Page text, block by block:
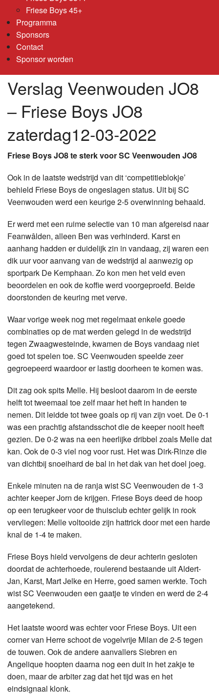
Friese Boys 45+
Programma
Sponsors
Contact
Sponsor worden
Verslag Veenwouden JO8
– Friese Boys JO8
zaterdag12-03-2022
Friese Boys JO8 te sterk voor SC Veenwouden JO8
Ook in de laatste wedstrijd van dit ‘competitieblokje’
behield Friese Boys de ongeslagen status. Uit bij SC
Veenwouden werd een keurige 2-5 overwinning behaald.
Er werd met een ruime selectie van 10 man afgereisd naar
Feanwâlden, alleen Ben was verhinderd. Karst en
aanhang hadden er duidelijk zin in vandaag, zij waren een
dik uur voor aanvang van de wedstrijd al aanwezig op
sportpark De Kemphaan. Zo kon men het veld even
beoordelen en ook de koffie werd voorgeproefd. Beide
doorstonden de keuring met verve.
Waar vorige week nog met regelmaat enkele goede
combinaties op de mat werden gelegd in de wedstrijd
tegen Zwaagwesteinde, kwamen de Boys vandaag niet
goed tot spelen toe. SC Veenwouden speelde zeer
gegroepeerd waardoor er lastig doorheen te komen was.
Dit zag ook spits Melle. Hij besloot daarom in de eerste
helft tot tweemaal toe zelf maar het heft in handen te
nemen. Dit leidde tot twee goals op rij van zijn voet. De 0-1
was een prachtig afstandsschot die de keeper nooit heeft
gezien. De 0-2 was na een heerlijke dribbel zoals Melle dat
kan. Ook de 0-3 viel nog voor rust. Het was Dirk-Rinze die
van dichtbij snoeihard de bal in het dak van het doel joeg.
Enkele minuten na de ranja wist SC Veenwouden de 1-3
achter keeper Jorn de krijgen. Friese Boys deed de hoop
op een terugkeer voor de thuisclub echter gelijk in rook
vervliegen: Melle voltooide zijn hattrick door met een harde
knal de 1-4 te maken.
Friese Boys hield vervolgens de deur achterin gesloten
doordat de achterhoede, roulerend bestaande uit Aldert-
Jan, Karst, Mart Jelke en Herre, goed samen werkte. Toch
wist SC Veenwouden een gaatje te vinden en werd de 2-4
aangetekend.
Het laatste woord was echter voor Friese Boys. Uit een
corner van Herre schoot de vogelvrije Milan de 2-5 tegen
de touwen. Ook de andere aanvallers Siebren en
Angelique hoopten daarna nog een duit in het zakje te
doen, maar de arbiter zag dat het tijd was en het
eindsignaal klonk.